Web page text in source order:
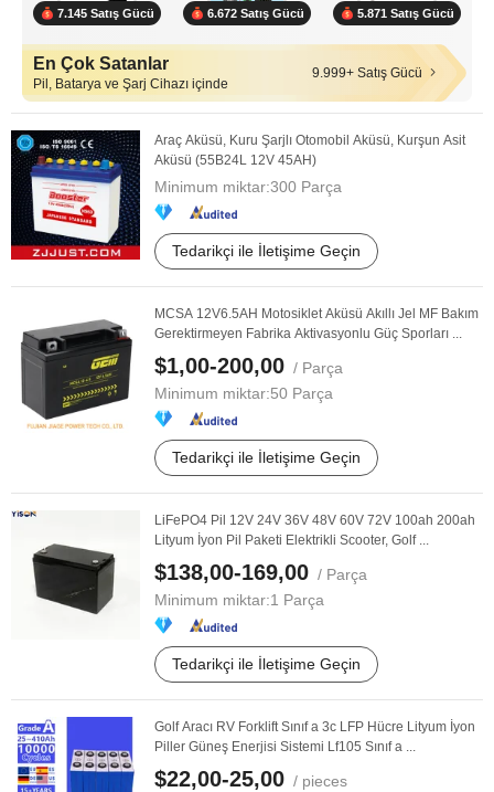
7.145 Satış Gücü 6.672 Satış Gücü 5.871 Satış Gücü
En Çok Satanlar
Pil, Batarya ve Şarj Cihazı içinde
9.999+ Satış Gücü
Araç Aküsü, Kuru Şarjlı Otomobil Aküsü, Kurşun Asit
Aküsü (55B24L 12V 45AH)
Minimum miktar:300 Parça
Tedarikçi ile İletişime Geçin
MCSA 12V6.5AH Motosiklet Aküsü Akıllı Jel MF Bakım
Gerektirmeyen Fabrika Aktivasyonlu Güç Sporları ...
$1,00-200,00 / Parça
Minimum miktar:50 Parça
Tedarikçi ile İletişime Geçin
LiFePO4 Pil 12V 24V 36V 48V 60V 72V 100ah 200ah
Lityum İyon Pil Paketi Elektrikli Scooter, Golf ...
$138,00-169,00 / Parça
Minimum miktar:1 Parça
Tedarikçi ile İletişime Geçin
Golf Aracı RV Forklift Sınıf a 3c LFP Hücre Lityum İyon
Piller Güneş Enerjisi Sistemi Lf105 Sınıf a ...
$22,00-25,00 / pieces